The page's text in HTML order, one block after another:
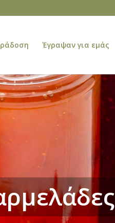
Έγραψαν για εμάς